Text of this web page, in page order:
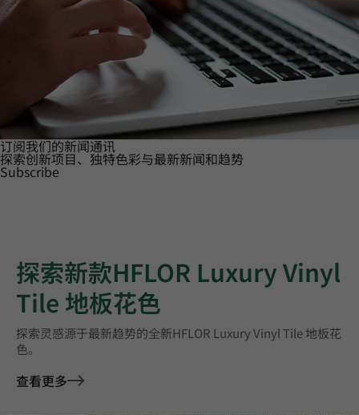
订阅我们的新闻通讯
探索创新项目、独特色彩与最新新闻和趋势
Subscribe
探索新款HFLOR Luxury Vinyl
Tile 地板花色
探索灵感源于最新趋势的全新HFLOR Luxury Vinyl Tile 地板花
色。
查看更多